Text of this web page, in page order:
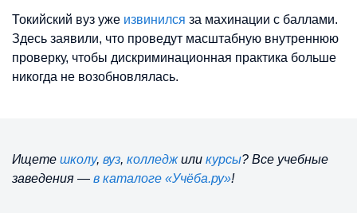
Токийский вуз уже извинился за махинации с баллами.
Здесь заявили, что проведут масштабную внутреннюю
проверку, чтобы дискриминационная практика больше
никогда не возобновлялась.
Ищете школу, вуз, колледжили курсы? Все учебные
заведения — в каталоге «Учёба.ру»!